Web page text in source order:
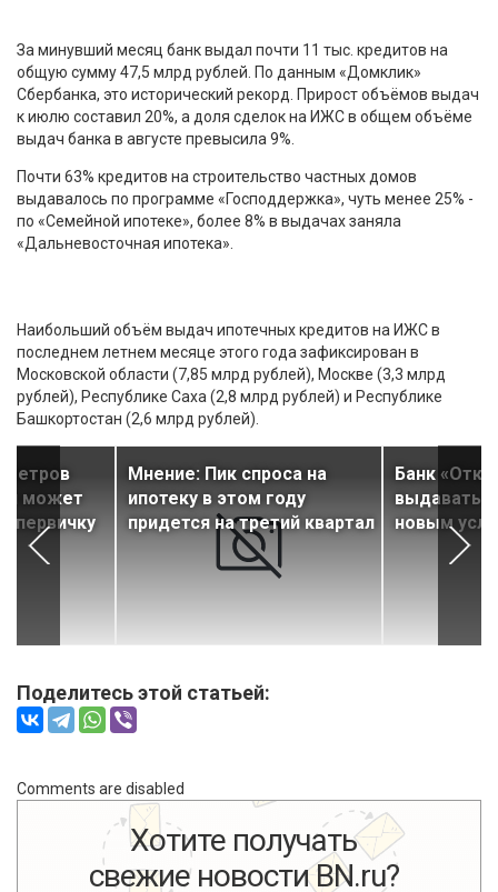
За минувший месяц банк выдал почти 11 тыс. кредитов на
общую сумму 47,5 млрд рублей. По данным «Домклик»
Сбербанка, это исторический рекорд. Прирост объёмов выдач
к июлю составил 20%, а доля сделок на ИЖС в общем объёме
выдач банка в августе превысила 9%.
Почти 63% кредитов на строительство частных домов
выдавалось по программе «Господдержка», чуть менее 25% -
по «Семейной ипотеке», более 8% в выдачах заняла
«Дальневосточная ипотека».
Наибольший объём выдач ипотечных кредитов на ИЖС в
последнем летнем месяце этого года зафиксирован в
Московской области (7,85 млрд рублей), Москве (3,3 млрд
рублей), Республике Саха (2,8 млрд рублей) и Республике
Башкортостан (2,6 млрд рублей).
может
первичку
Мнение: Пик спроса на
ипотеку в этом году
придется на третий квартал
Банк
выдавать
новым
Поделитесь этой статьей:
Comments are disabled
Хотите получать
свежие новости BN.ru?